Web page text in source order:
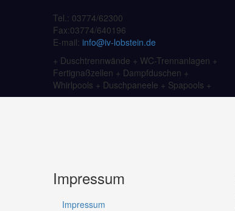
Tel.: 03774/62300
Fax:03774/640196
E-mail: info@iv-lobstein.de
+ Duschtrennwände + WC-Trennanlagen +
Fertignaßzellen + Dampfduschen +
Whirlpools + Duschpaneele + Spapools +
Impressum
Impressum